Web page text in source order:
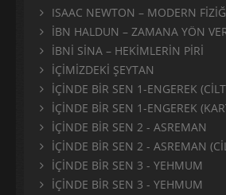
ISAAC NEWTON – MODERN
İBN HALDUN – ZAMANA YÖN
İBNİ SİNA – HEKİMLERİN PİRİ
İÇİMİZDEKİ ŞEYTAN
İÇİNDE BİR SEN 1-ENGEREK
İÇİNDE BİR SEN 1-ENGEREK
İÇİNDE BİR SEN 2 - ASREMAN
İÇİNDE BİR SEN 2 - ASREMAN
İÇİNDE BİR SEN 3 - YEHMUM
İÇİNDE BİR SEN 3 - YEHMUM